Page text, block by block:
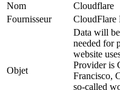
Nom
Cloudflare
Fournisseur
CloudFlare
Objet
Data will be
needed for
website
Provider is
Francisco,
so-called